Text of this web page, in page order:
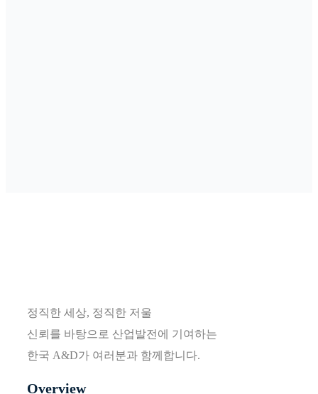
정직한 세상, 정직한 저울
신뢰를 바탕으로 산업발전에 기여하는
한국 A&D가 여러분과 함께합니다.
Overview